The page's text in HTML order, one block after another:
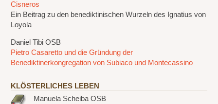
Cisneros
Ein Beitrag zu den benediktinischen Wurzeln des Ignatius von
Loyola
Daniel Tibi OSB
Pietro Casaretto und die Gründung der
Benediktinerkongregation von Subiaco und Montecassino
KLÖSTERLICHES LEBEN
Manuela Scheiba OSB